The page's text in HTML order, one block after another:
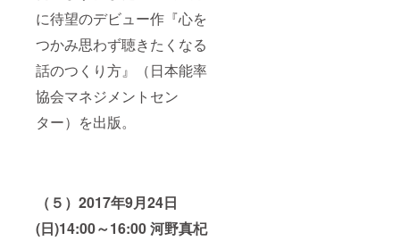
に待望のデビュー作『心を
つかみ思わず聴きたくなる
話のつくり方』（日本能率
協会マネジメントセン
ター）を出版。
（５）2017年9月24日
(日)14:00～16:00 河野真杞